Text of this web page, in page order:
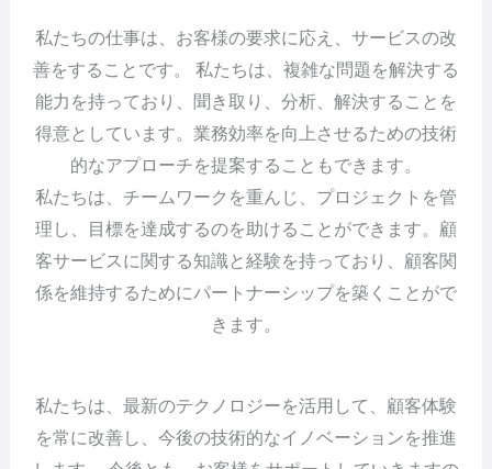
私たちの仕事は、お客様の要求に応え、サービスの改
善をすることです。 私たちは、複雑な問題を解決する
能力を持っており、聞き取り、分析、解決することを
得意としています。業務効率を向上させるための技術
的なアプローチを提案することもできます。
私たちは、チームワークを重んじ、プロジェクトを管
理し、目標を達成するのを助けることができます。顧
客サービスに関する知識と経験を持っており、顧客関
係を維持するためにパートナーシップを築くことがで
きます。
私たちは、最新のテクノロジーを活用して、顧客体験
を常に改善し、今後の技術的なイノベーションを推進